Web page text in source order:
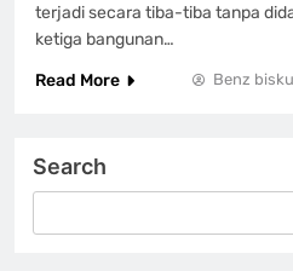
terjadi secara tiba-tiba tanpa
ketiga bangunan…
Read More
Benz
Search